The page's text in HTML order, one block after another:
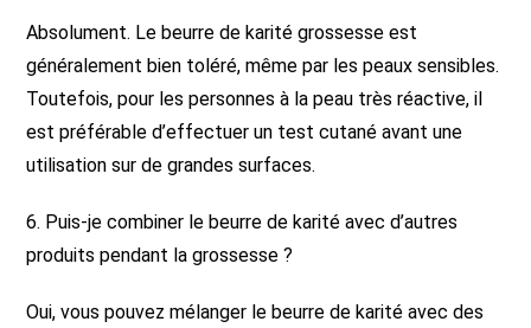
Absolument. Le beurre de karité grossesse est
généralement bien toléré, même par les peaux sensibles.
Toutefois, pour les personnes à la peau très réactive, il
est préférable d’effectuer un test cutané avant une
utilisation sur de grandes surfaces.
6. Puis-je combiner le beurre de karité avec d’autres
produits pendant la grossesse ?
Oui, vous pouvez mélanger le beurre de karité avec des